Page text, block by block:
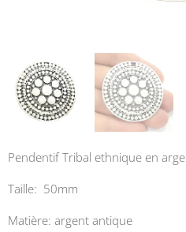
Pendentif Tribal ethnique en
Taille: 50mm
Matière: argent antique